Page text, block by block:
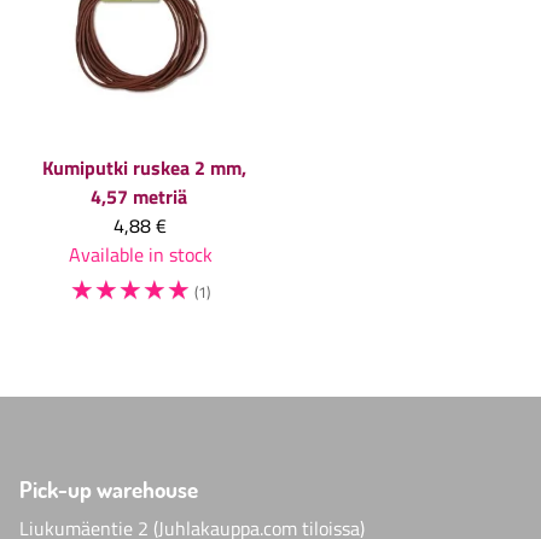
Kumiputki ruskea 2 mm,
4,57 metriä
4,88 €
Available in stock
☆☆☆☆☆ (1)
Pick-up warehouse
Liukumäentie 2 (Juhlakauppa.com tiloissa)